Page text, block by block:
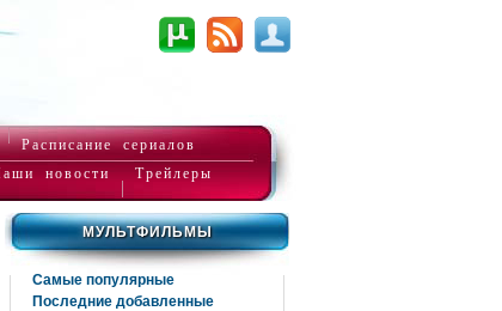
Расписание сериалов
новости Трейлеры
МУЛЬТФИЛЬМЫ
Самые популярные
Последние добавленные